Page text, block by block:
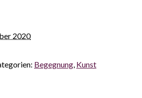
2020
Begegnung, Kunst